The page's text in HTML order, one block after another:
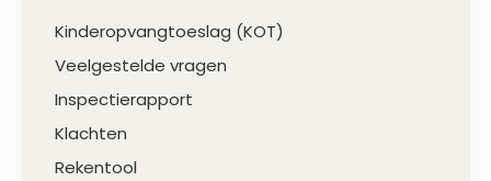
Kinderopvangtoeslag (KOT)
Veelgestelde vragen
Inspectierapport
Klachten
Rekentool